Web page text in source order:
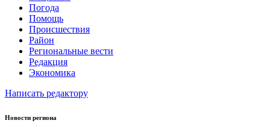
Погода
Помощь
Происшествия
Район
Региональные вести
Редакция
Экономика
Написать редактору
Новости региона